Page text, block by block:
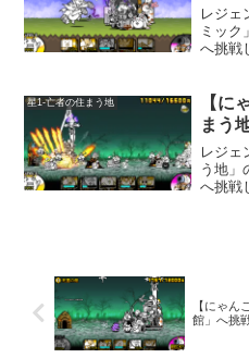
レジェ
ミック
へ挑戦
ーが
編成壁
星1-亡者の住まう地
【に
まう
レジェ
う地」
へ挑戦
【にゃん
館」へ挑